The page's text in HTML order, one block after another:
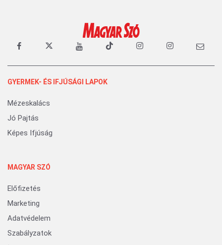
GYERMEK- ÉS IFJÚSÁGI LAPOK
Mézeskalács
Jó Pajtás
Képes Ifjúság
MAGYAR SZÓ
Előfizetés
Marketing
Adatvédelem
Szabályzatok